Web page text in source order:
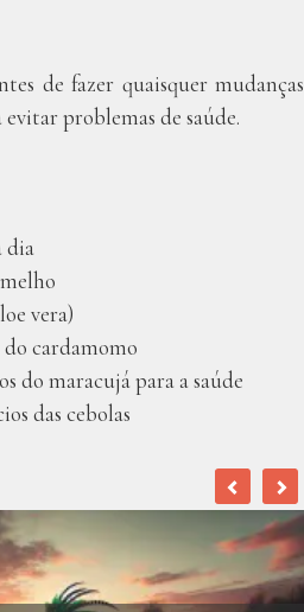
de fazer quaisquer mudanças
problemas de saúde.
dia
vera)
do cardamomo
do maracujá para a saúde
das cebolas